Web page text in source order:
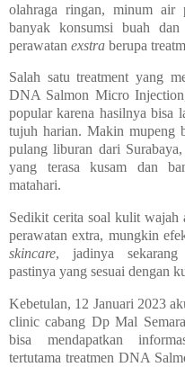
olahraga ringan, minum air
banyak konsumsi buah
perawatan exstra berupa
Salah satu treatment yang
DNA Salmon Micro
popular karena hasilnya bisa
tujuh harian. Makin mupeng
pulang liburan dari
yang terasa kusam dan
matahari.
Sedikit cerita soal kulit wajah
perawatan extra, mungkin
skincare, jadinya sekarang
pastinya yang sesuai dengan
Kebetulan, 12 Januari 2023
clinic cabang Dp Mal
bisa mendapatkan
tertutama treatmen DNA